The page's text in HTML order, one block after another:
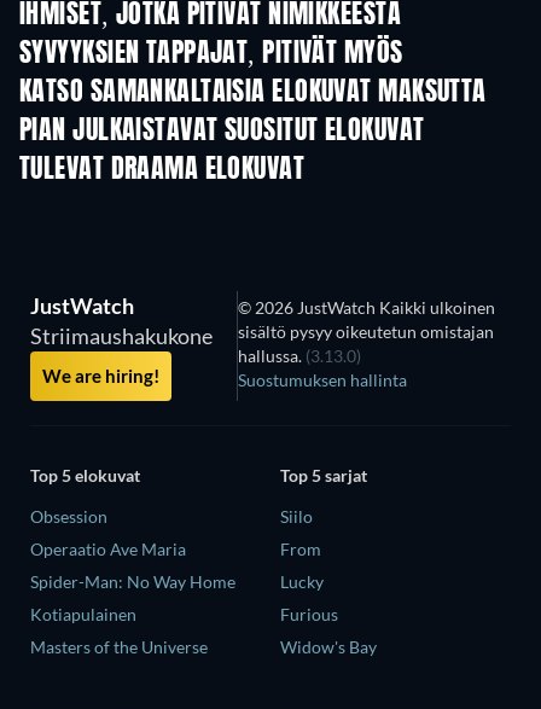
IHMISET, JOTKA PITIVÄT NIMIKKEESTÄ
SYVYYKSIEN TAPPAJAT, PITIVÄT MYÖS
KATSO SAMANKALTAISIA ELOKUVAT MAKSUTTA
PIAN JULKAISTAVAT SUOSITUT ELOKUVAT
TULEVAT DRAAMA ELOKUVAT
JustWatch
Striimaushakukone
We are hiring!
© 2026 JustWatch Kaikki ulkoinen
sisältö pysyy oikeutetun omistajan
hallussa. (3.13.0)
Suostumuksen hallinta
Top 5 elokuvat
Obsession
Operaatio Ave Maria
Spider-Man: No Way Home
Kotiapulainen
Masters of the Universe
Top 5 sarjat
Siilo
From
Lucky
Furious
Widow's Bay